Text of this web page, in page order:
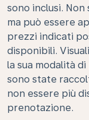
sono inclusi.
ma può essere
prezzi indicati
disponibili.
la sua modalità
sono state
non essere più
prenotazione.